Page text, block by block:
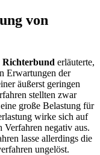
von
Richterbund erläuterte,
Erwartungen der
äußerst geringen
stellten zwar
große Belastung für
wirke sich auf
Verfahren negativ aus.
lasse allerdings die
ungelöst.